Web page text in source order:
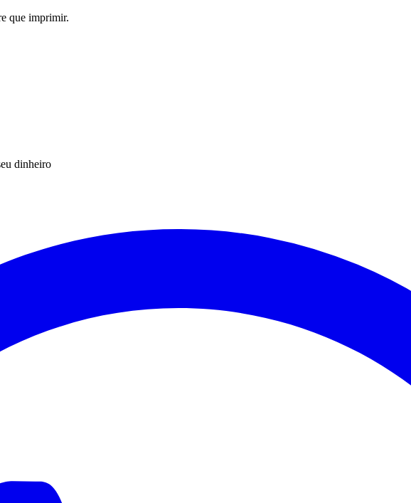
que imprimir.
dinheiro